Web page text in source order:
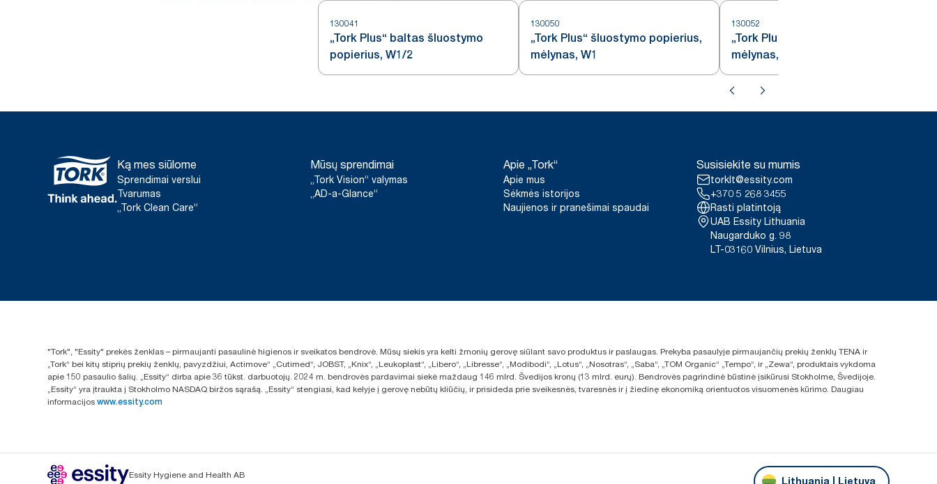
130041
„Tork Plus“ baltas šluostymo
popierius, W1/2
130050
„Tork Plus“ šluostymo popierius,
mėlynas, W1
130052
„Tork Plus“ šluostymo popierius,
mėlynas, W1/2
Ką mes siūlome
Sprendimai verslui
Tvarumas
„Tork Clean Care“
Mūsų sprendimai
„Tork Vision“ valymas
„AD-a-Glance“
Apie „Tork“
Apie mus
Sėkmės istorijos
Naujienos ir pranešimai spaudai
Susisiekite su mumis
torklt@essity.com
+370 5 268 3455
Rasti platintoją
UAB Essity Lithuania
Naugarduko g. 98
LT-03160 Vilnius, Lietuva
"Tork", "Essity" prekės ženklas – pirmaujanti pasaulinė higienos ir sveikatos bendrovė. Mūsų siekis yra kelti žmonių gerovę siūlant savo produktus ir paslaugas. Prekyba pasaulyje pirmaujančių prekių ženklų TENA ir
„Tork“ bei kitų stiprių prekių ženklų, pavyzdžiui, Actimove“ „Cutimed“, JOBST, „Knix“, „Leukoplast“, „Libero“, „Libresse“, „Modibodi“, „Lotus“, „Nosotras“, „Saba“, „TOM Organic“ „Tempo“, ir „Zewa“, produktais vykdoma
apie 150 pasaulio šalių. „Essity“ dirba apie 36 tūkst. darbuotojų. 2024 m. bendrovės pardavimai siekė maždaug 146 mlrd. Švedijos kronų (13 mlrd. eurų). Bendrovės pagrindinė būstinė įsikūrusi Stokholme, Švedijoje.
„Essity“ yra įtraukta į Stokholmo NASDAQ biržos sąrašą. „Essity“ stengiasi, kad kelyje į gerovę nebūtų kliūčių, ir prisideda prie sveikesnės, tvaresnės ir į žiedinę ekonomiką orientuotos visuomenės kūrimo. Daugiau
informacijos www.essity.com
Essity Hygiene and Health AB
Lithuania | Lietuva